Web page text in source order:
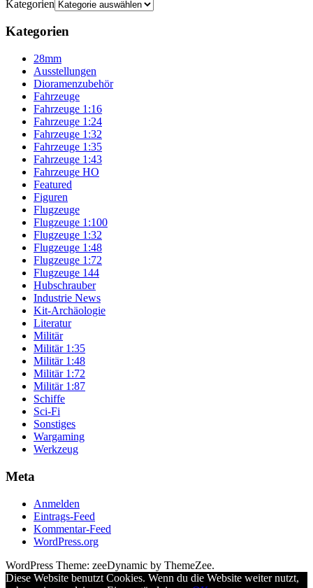
Kategorien
Kategorien
28mm
Ausstellungen
Dioramenzubehör
Fahrzeuge
Fahrzeuge 1:16
Fahrzeuge 1:24
Fahrzeuge 1:32
Fahrzeuge 1:35
Fahrzeuge 1:43
Fahrzeuge HO
Featured
Figuren
Flugzeuge
Flugzeuge 1:100
Flugzeuge 1:32
Flugzeuge 1:48
Flugzeuge 1:72
Flugzeuge 144
Hubschrauber
Industrie News
Kit-Archäologie
Literatur
Militär
Militär 1:35
Militär 1:48
Militär 1:72
Militär 1:87
Schiffe
Sci-Fi
Sonstiges
Wargaming
Werkzeug
Meta
Anmelden
Eintrags-Feed
Kommentar-Feed
WordPress.org
WordPress Theme: zeeDynamic by ThemeZee.
Diese Website benutzt Cookies. Wenn du die Website weiter nutzt,